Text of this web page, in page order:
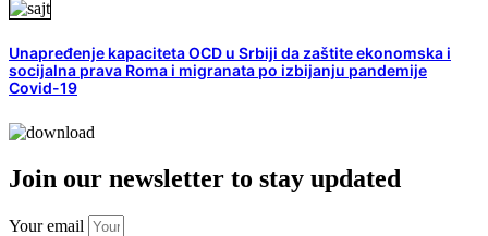
Unapređenje kapaciteta OCD u Srbiji da zaštite ekonomska i
socijalna prava Roma i migranata po izbijanju pandemije
Covid-19
Join our newsletter to stay updated
Your email